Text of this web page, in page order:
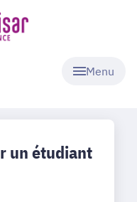
Menu
un étudiant